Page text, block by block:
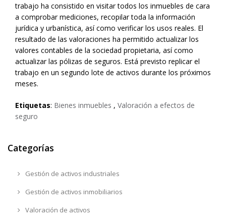
trabajo ha consistido en visitar todos los inmuebles de cara
a comprobar mediciones, recopilar toda la información
jurídica y urbanística, así como verificar los usos reales. El
resultado de las valoraciones ha permitido actualizar los
valores contables de la sociedad propietaria, así como
actualizar las pólizas de seguros. Está previsto replicar el
trabajo en un segundo lote de activos durante los próximos
meses.
Etiquetas: Bienes inmuebles , Valoración a efectos de
seguro
Categorías
Gestión de activos industriales
Gestión de activos inmobiliarios
Valoración de activos